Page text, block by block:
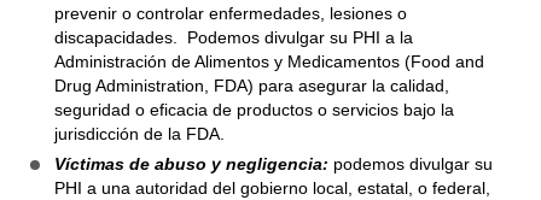
prevenir o controlar enfermedades, lesiones o
discapacidades. Podemos divulgar su PHI a la
Administración de Alimentos y Medicamentos (Food and
Drug Administration, FDA) para asegurar la calidad,
seguridad o eficacia de productos o servicios bajo la
jurisdicción de la FDA.
Víctimas de abuso y negligencia: podemos divulgar su
PHI a una autoridad del gobierno local, estatal, o federal,